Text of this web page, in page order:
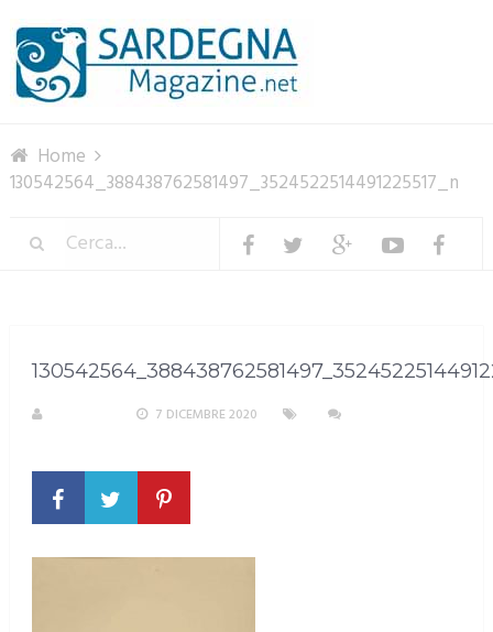
Home
130542564_388438762581497_3524522514491225517_n
7 DICEMBRE 2020